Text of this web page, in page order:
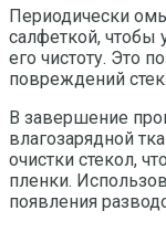
Периодически
салфеткой, чтобы
его чистоту. Это
повреждений
В завершение
влагозарядной
очистки стекол,
пленки.
появления